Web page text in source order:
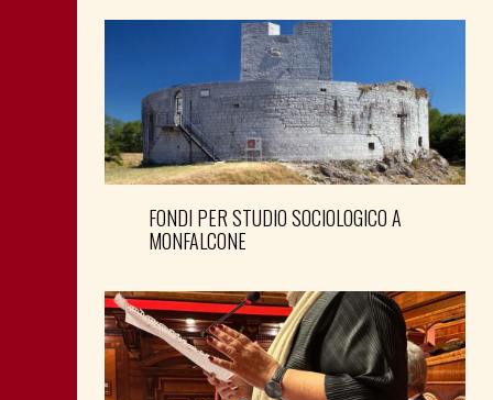
FONDI PER STUDIO SOCIOLOGICO A
MONFALCONE